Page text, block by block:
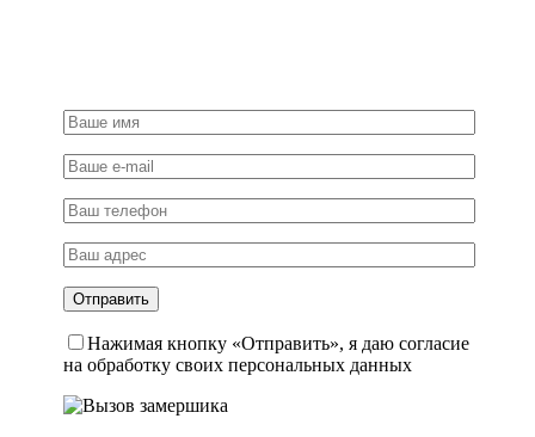
Нажимая кнопку «Отправить», я даю согласие
на обработку своих персональных данных